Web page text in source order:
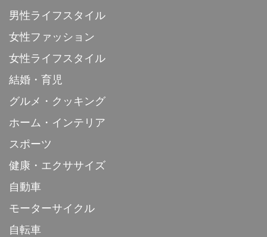
男性ライフスタイル
女性ファッション
女性ライフスタイル
結婚・育児
グルメ・クッキング
ホーム・インテリア
スポーツ
健康・エクササイズ
自動車
モーターサイクル
自転車